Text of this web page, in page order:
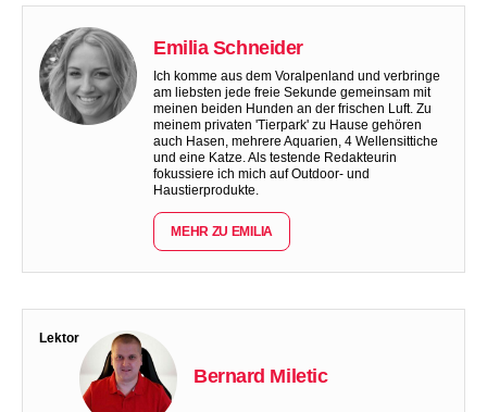
Emilia Schneider
Ich komme aus dem Voralpenland und verbringe
am liebsten jede freie Sekunde gemeinsam mit
meinen beiden Hunden an der frischen Luft. Zu
meinem privaten 'Tierpark' zu Hause gehören
auch Hasen, mehrere Aquarien, 4 Wellensittiche
und eine Katze. Als testende Redakteurin
fokussiere ich mich auf Outdoor- und
Haustierprodukte.
MEHR ZU EMILIA
Lektor
Bernard Miletic